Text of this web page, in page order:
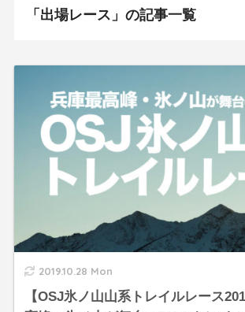
「出場レース」の記事一覧
2019.10.28 Mon
【OSJ氷ノ山山系トレイルレース